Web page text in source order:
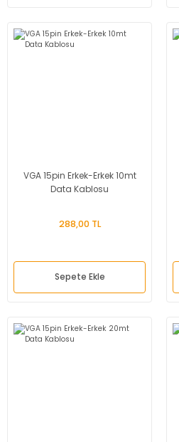
VGA 15pin Erkek-Erkek 10mt
Data Kablosu
288,00 TL
Sepete Ekle